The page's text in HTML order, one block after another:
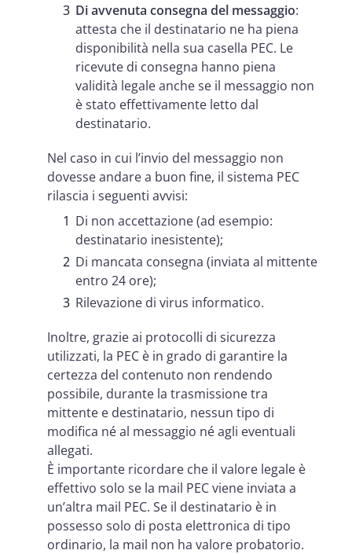
Di avvenuta consegna del messaggio:
attesta che il destinatario ne ha piena
disponibilità nella sua casella PEC. Le
ricevute di consegna hanno piena
validità legale anche se il messaggio non
è stato effettivamente letto dal
destinatario.
Nel caso in cui l’invio del messaggio non
dovesse andare a buon fine, il sistema PEC
rilascia i seguenti avvisi:
Di non accettazione (ad esempio:
destinatario inesistente);
Di mancata consegna (inviata al mittente
entro 24 ore);
Rilevazione di virus informatico.
Inoltre, grazie ai protocolli di sicurezza
utilizzati, la PEC è in grado di garantire la
certezza del contenuto non rendendo
possibile, durante la trasmissione tra
mittente e destinatario, nessun tipo di
modifica né al messaggio né agli eventuali
allegati.
È importante ricordare che il valore legale è
effettivo solo se la mail PEC viene inviata a
un’altra mail PEC. Se il destinatario è in
possesso solo di posta elettronica di tipo
ordinario, la mail non ha valore probatorio.